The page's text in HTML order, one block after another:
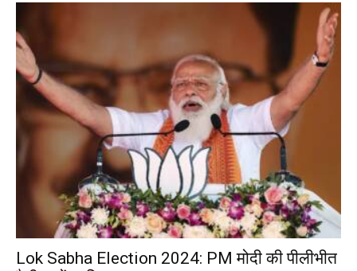
Lok Sabha Election 2024: PM मोदी की पीलीभीत